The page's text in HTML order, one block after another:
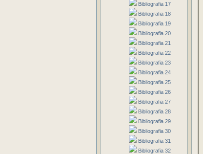
Bibliografia 17
Bibliografia 18
Bibliografia 19
Bibliografia 20
Bibliografia 21
Bibliografia 22
Bibliografia 23
Bibliografia 24
Bibliografia 25
Bibliografia 26
Bibliografia 27
Bibliografia 28
Bibliografia 29
Bibliografia 30
Bibliografia 31
Bibliografia 32